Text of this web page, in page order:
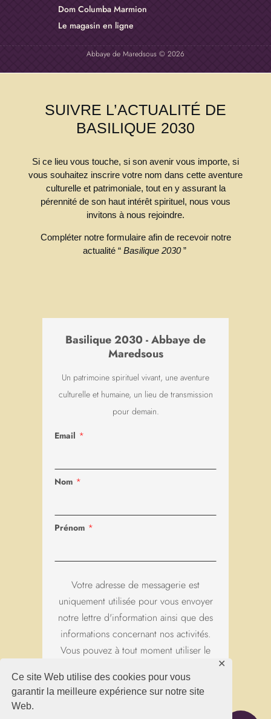
Ce site Web utilise des cookies pour vous
Refuser
Dom Columba Marmion
Le magasin en ligne
Abbaye de Maredsous © 2026
SUIVRE L’ACTUALITÉ DE
BASILIQUE 2030
Si ce lieu vous touche, si son avenir vous importe, si
vous souhaitez inscrire votre nom dans cette aventure
culturelle et patrimoniale, tout en y assurant la
pérennité de son haut intérêt spirituel, nous vous
invitons à nous rejoindre.
Compléter notre formulaire afin de recevoir notre
actualité “ Basilique 2030”
Basilique 2030 - Abbaye de
Maredsous
Un patrimoine spirituel vivant, une aventure
culturelle et humaine, un lieu de transmission
pour demain.
Email *
Nom*
Prénom*
Votre adresse de messagerie est
uniquement utilisée pour vous envoyer
notre lettre d'information ainsi que des
informations concernant nos activités.
Vous pouvez à tout moment utiliser le
chacun de nos mails.